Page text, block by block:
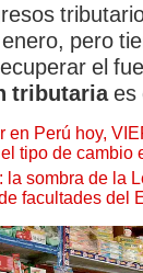
pero
el
tributariaes
en Perú hoy,
tipo de cambio
digitales
la sombra de la
facultades del